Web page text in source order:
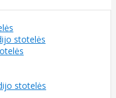
stotelės
stotelės